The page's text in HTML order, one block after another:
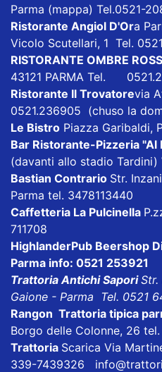
Parma (mappa) Tel.0521-
Ristorante Angiol D'Ora
Vicolo Scutellari, 1 Tel.
RISTORANTE OMBRE
43121 PARMA Tel.
Ristorante Il Trovatorevia
0521.236905 (chuso la
Le Bistro Piazza Garibaldi,
Bar Ristorante-Pizzeria "Al
(davanti allo stadio Tardini)
Bastian Contrario Str.
Parma tel. 3478113440
Caffetteria La Pulcinella
711708
HighlanderPub Beershop
Parma info: 0521 253921
Trattoria Antichi SaporiStr.
Gaione - Parma Tel. 0521
Rangon Trattoria tipica
Borgo delle Colonne, 26
Trattoria Scarica Via
339-7439326